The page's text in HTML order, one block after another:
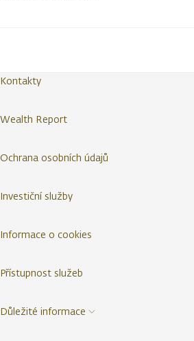
Kontakty
Wealth Report
Ochrana osobních údajů
Investiční služby
Informace o cookies
Přístupnost služeb
Důležité informace